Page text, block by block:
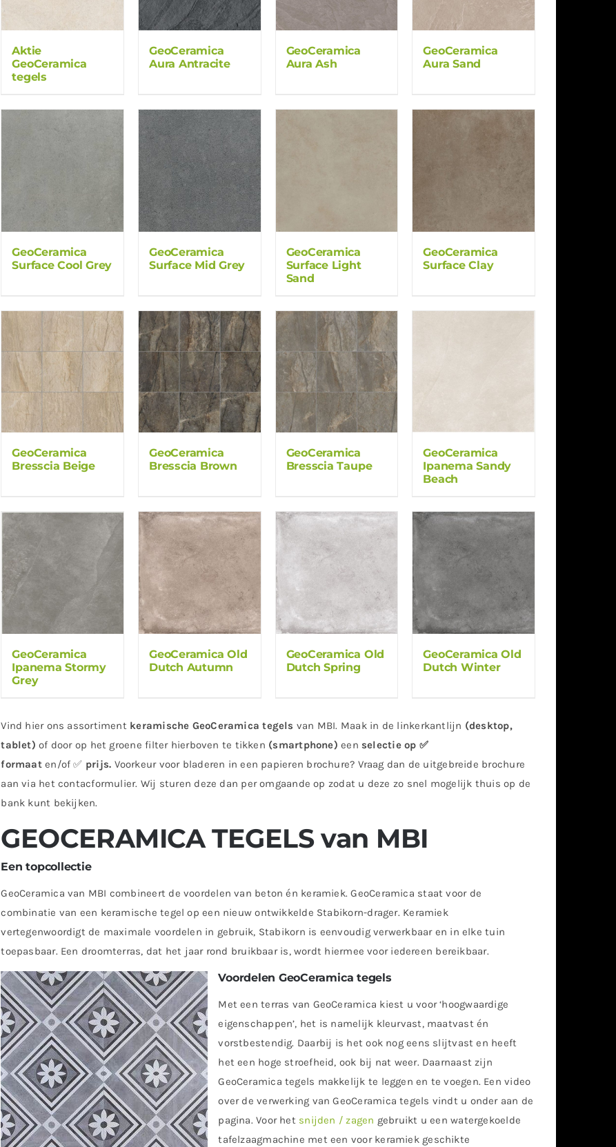
Aktie
GeoCeramica
tegels
GeoCeramica
Aura Antracite
GeoCeramica
Aura Ash
GeoCeramica
Aura Sand
GeoCeramica
Surface Cool Grey
GeoCeramica
Surface Mid Grey
GeoCeramica
Surface Light
Sand
GeoCeramica
Surface Clay
GeoCeramica
Bresscia Beige
GeoCeramica
Bresscia Brown
GeoCeramica
Bresscia Taupe
GeoCeramica
Ipanema Sandy
Beach
GeoCeramica
Ipanema Stormy
Grey
GeoCeramica Old
Dutch Autumn
GeoCeramica Old
Dutch Spring
GeoCeramica Old
Dutch Winter
Vind hier ons assortimentkeramische GeoCeramica tegels van MBI. Maak in de linkerkantlijn (desktop,
tablet)of door op het groene filter hierboven te tikken (smartphone)een selectie op ✅
formaaten/of ✅ prijs. Voorkeur voor bladeren in een papieren brochure? Vraag dan de uitgebreide brochure
aan via het contacformulier. Wij sturen deze dan per omgaande op zodat u deze zo snel mogelijk thuis op de
bank kunt bekijken.
GEOCERAMICA TEGELS van MBI
Een topcollectie
GeoCeramica van MBI combineert de voordelen van beton én keramiek. GeoCeramica staat voor de
combinatie van een keramische tegel op een nieuw ontwikkelde Stabikorn-drager. Keramiek
vertegenwoordigt de maximale voordelen in gebruik, Stabikorn is eenvoudig verwerkbaar en in elke tuin
toepasbaar. Een droomterras, dat het jaar rond bruikbaar is, wordt hiermee voor iedereen bereikbaar.
Voordelen GeoCeramica tegels
Met een terras van GeoCeramica kiest u voor ‘hoogwaardige
eigenschappen’, het is namelijk kleurvast, maatvast én
vorstbestendig. Daarbij is het ook nog eens slijtvast en heeft
het een hoge stroefheid, ook bij nat weer. Daarnaast zijn
GeoCeramica tegels makkelijk te leggen en te voegen. Een video
over de verwerking van GeoCeramica tegels vindt u onder aan de
pagina. Voor het snijden / zagen gebruikt u een watergekoelde
tafelzaagmachine met een voor keramiek geschikte